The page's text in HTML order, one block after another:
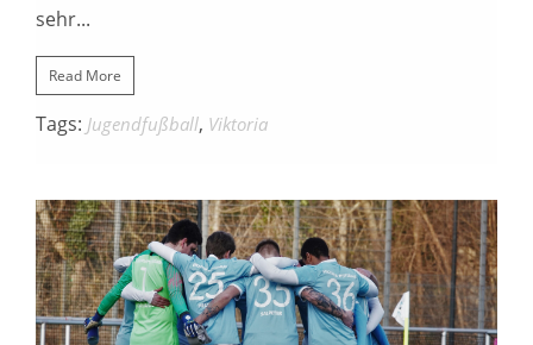
sehr...
Read More
Tags: Jugendfußball, Viktoria